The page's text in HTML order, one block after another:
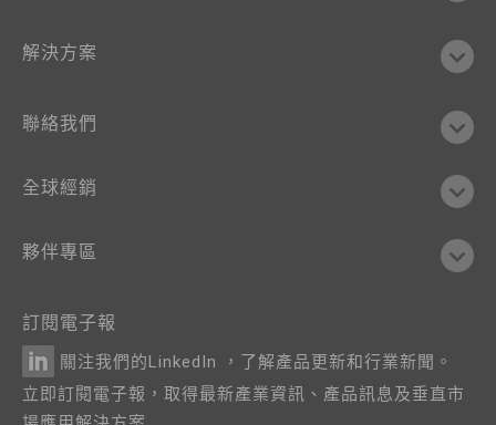
解決方案
聯絡我們
全球經銷
夥伴專區
訂閱電子報
關注我們的LinkedIn ，了解產品更新和行業新聞。
立即訂閱電子報，取得最新產業資訊、產品訊息及垂直市